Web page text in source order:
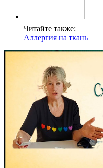
Читайте также:
Аллергия на ткань